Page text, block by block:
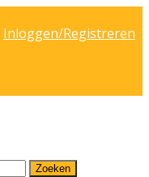
Inloggen/Registreren
Zoeken